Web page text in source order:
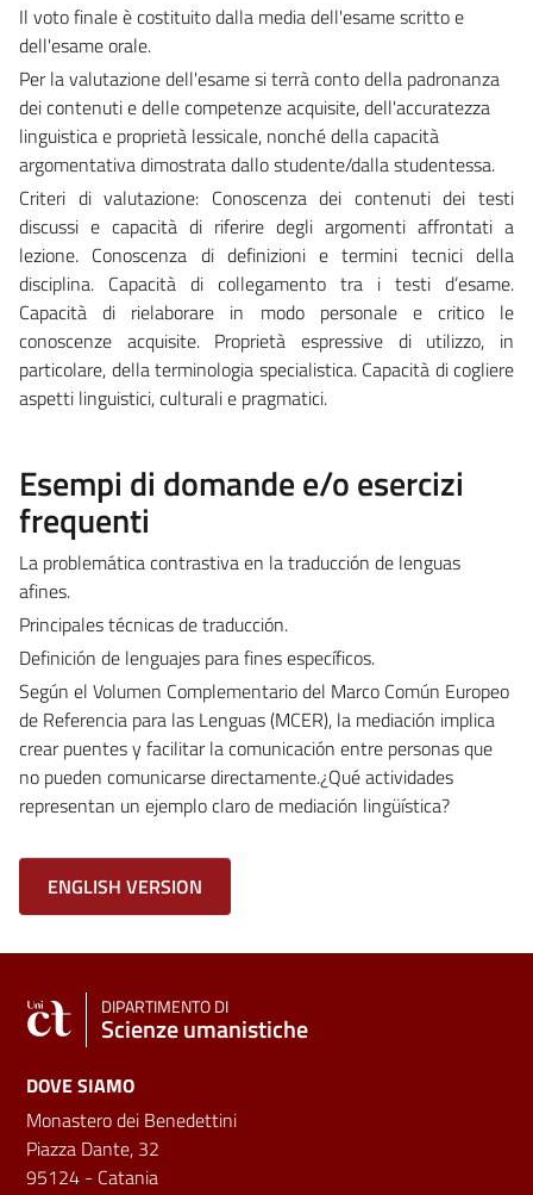
Il voto finale è costituito dalla media dell'esame scritto e
dell'esame orale.
Per la valutazione dell'esame si terrà conto della padronanza
dei contenuti e delle competenze acquisite, dell'accuratezza
linguistica e proprietà lessicale, nonché della capacità
argomentativa dimostrata dallo studente/dalla studentessa.
Criteri di valutazione: Conoscenza dei contenuti dei testi
discussi e capacità di riferire degli argomenti affrontati a
lezione. Conoscenza di definizioni e termini tecnici della
disciplina. Capacità di collegamento tra i testi d’esame.
Capacità di rielaborare in modo personale e critico le
conoscenze acquisite. Proprietà espressive di utilizzo, in
particolare, della terminologia specialistica. Capacità di cogliere
aspetti linguistici, culturali e pragmatici.
Esempi di domande e/o esercizi
frequenti
La problemática contrastiva en la traducción de lenguas
afines.
Principales técnicas de traducción.
Definición de lenguajes para fines específicos.
Según el Volumen Complementario del Marco Común Europeo
de Referencia para las Lenguas (MCER), la mediación implica
crear puentes y facilitar la comunicación entre personas que
no pueden comunicarse directamente.¿Qué actividades
representan un ejemplo claro de mediación lingüística?
ENGLISH VERSION
DIPARTIMENTO DI
Scienze umanistiche
DOVE SIAMO
Monastero dei Benedettini
Piazza Dante, 32
95124 - Catania